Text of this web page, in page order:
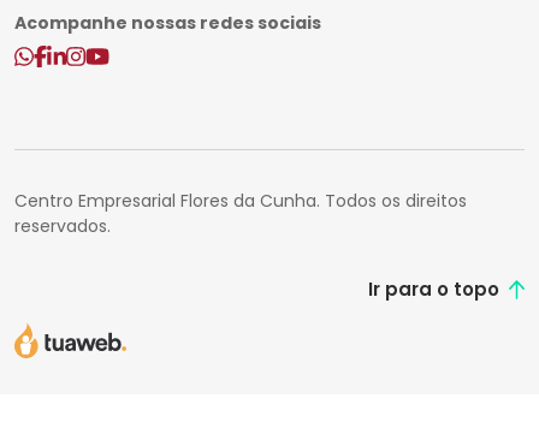
Acompanhe nossas redes sociais
Centro Empresarial Flores da Cunha. Todos os direitos
reservados.
Ir para o topo